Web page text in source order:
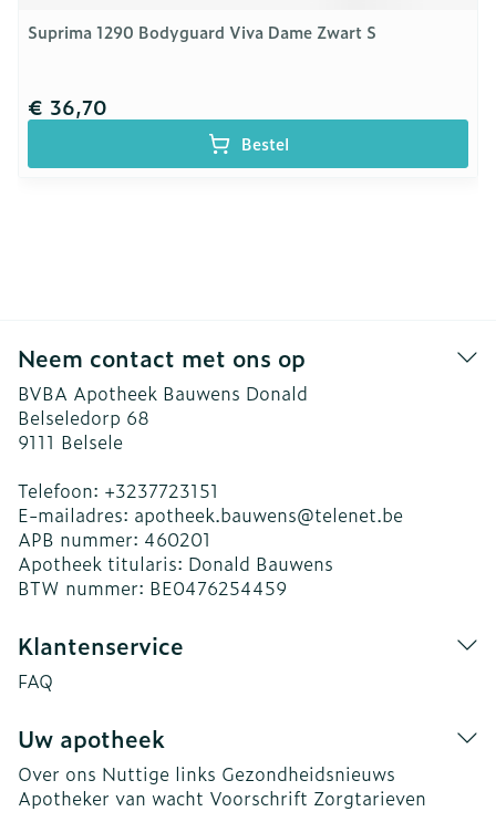
Suprima 1290 Bodyguard Viva Dame Zwart S
€ 36,70
Bestel
Neem contact met ons op
BVBA Apotheek Bauwens Donald
Belseledorp 68
9111 Belsele
Telefoon: +3237723151
E-mailadres: apotheek.bauwens@telenet.be
APB nummer: 460201
Apotheek titularis: Donald Bauwens
BTW nummer: BE0476254459
Klantenservice
FAQ
Uw apotheek
Over ons Nuttige links Gezondheidsnieuws
Apotheker van wacht Voorschrift Zorgtarieven